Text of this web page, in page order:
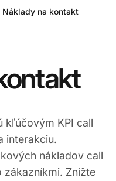
Náklady na kontakt
kľúčovým KPI call
interakciu.
nákladov call
Znížte